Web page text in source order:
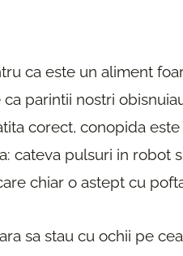
ca este un aliment
parintii nostri
corect, conopida
cateva pulsuri in robot
chiar o astept cu
sa stau cu ochii pe